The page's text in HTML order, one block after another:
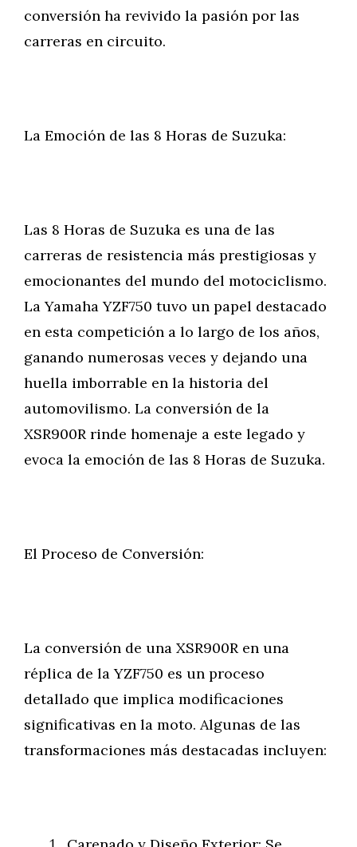
conversión ha revivido la pasión por las
carreras en circuito.
La Emoción de las 8 Horas de Suzuka:
Las 8 Horas de Suzuka es una de las
carreras de resistencia más prestigiosas y
emocionantes del mundo del motociclismo.
La Yamaha YZF750 tuvo un papel destacado
en esta competición a lo largo de los años,
ganando numerosas veces y dejando una
huella imborrable en la historia del
automovilismo. La conversión de la
XSR900R rinde homenaje a este legado y
evoca la emoción de las 8 Horas de Suzuka.
El Proceso de Conversión:
La conversión de una XSR900R en una
réplica de la YZF750 es un proceso
detallado que implica modificaciones
significativas en la moto. Algunas de las
transformaciones más destacadas incluyen: